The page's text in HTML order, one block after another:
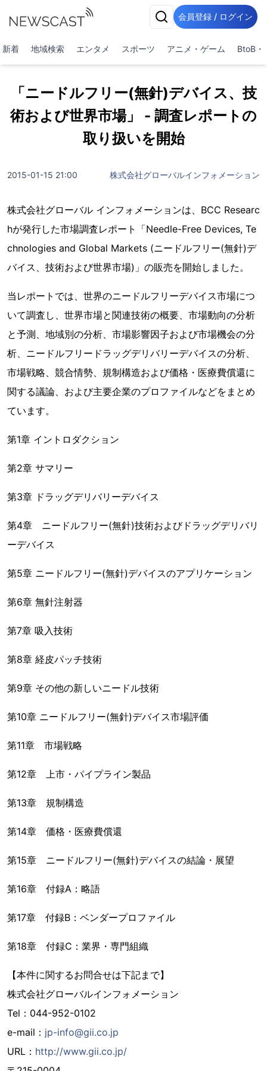
会員登録 / ログイン
新着 地域検索 エンタメ スポーツ アニメ・ゲーム BtoB・
「ニードルフリー(無針)デバイス、技
術および世界市場」 - 調査レポートの
取り扱いを開始
2015-01-15 21:00 株式会社グローバルインフォメーション
株式会社グローバル インフォメーションは、BCC Researc
hが発行した市場調査レポート「Needle-Free Devices, Te
chnologies and Global Markets (ニードルフリー(無針)デ
バイス、技術および世界市場)」の販売を開始しました。
当レポートでは、世界のニードルフリーデバイス市場につ
いて調査し、世界市場と関連技術の概要、市場動向の分析
と予測、地域別の分析、市場影響因子および市場機会の分
析、ニードルフリードラッグデリバリーデバイスの分析、
市場戦略、競合情勢、規制構造および価格・医療費償還に
関する議論、および主要企業のプロファイルなどをまとめ
ています。
第1章 イントロダクション
第2章 サマリー
第3章 ドラッグデリバリーデバイス
第4章 ニードルフリー(無針)技術およびドラッグデリバリ
ーデバイス
第5章 ニードルフリー(無針)デバイスのアプリケーション
第6章 無針注射器
第7章 吸入技術
第8章 経皮パッチ技術
第9章 その他の新しいニードル技術
第10章 ニードルフリー(無針)デバイス市場評価
第11章 市場戦略
第12章 上市・パイプライン製品
第13章 規制構造
第14章 価格・医療費償還
第15章 ニードルフリー(無針)デバイスの結論・展望
第16章 付録A：略語
第17章 付録B：ベンダープロファイル
第18章 付録C：業界・専門組織
【本件に関するお問合せは下記まで】
株式会社グローバルインフォメーション
Tel：044-952-0102
e-mail： jp-info@gii.co.jp
URL： http://www.gii.co.jp/